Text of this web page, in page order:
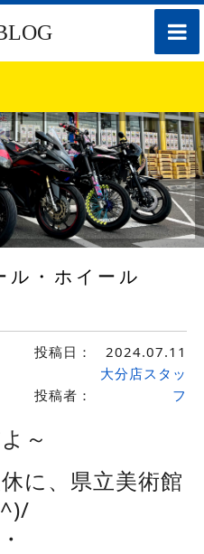
toggle
ル・ホイール
投稿日： 2024.07.11
投稿者：
大分店スタッ
フ
～
に、県立美術館